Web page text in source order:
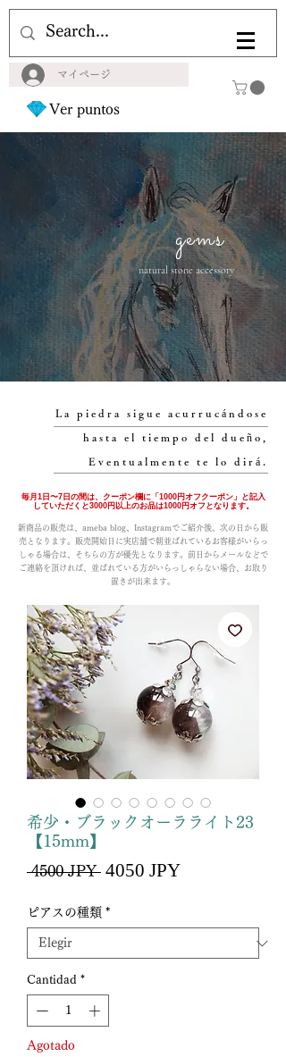
マイページ
Ver puntos
gems
natural stone accessory
La piedra sigue acurrucándose
hasta el tiempo del dueño,
Eventualmente te lo dirá.
毎月1日〜7日の間は、クーポン欄に「1000円オフクーポン」と記入
していただくと3000円以上のお品は1000円オフとなります。
新商品の販売は、ameba blog、Instagramでご紹介後、次の日から販
売となります。販売開始日に実店舗で朝並ばれているお客様がいらっ
しゃる場合は、そちらの方が優先となります。前日からメールなどで
ご連絡を頂ければ、並ばれている方がいらっしゃらない場合、お取り
置きが出来ます。
希少・ブラックオーラライト23
【15mm】
4500 JPY Precio
4050 JPYPrecio
ピアスの種類 *
Cantidad *
Agotado